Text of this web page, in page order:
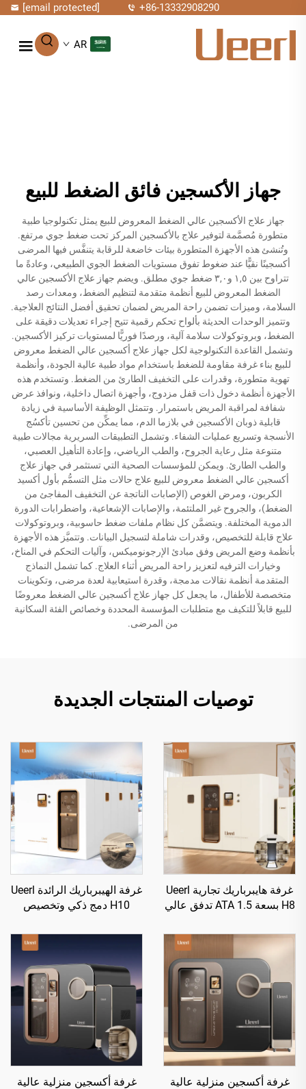
+86-13332908290
[email protected]
AR
جهاز الأكسجين فائق الضغط للبيع
جهاز علاج الأكسجين عالي الضغط المعروض للبيع يمثل تكنولوجيا طبية
متطورة مُصمَّمة لتوفير علاج بالأكسجين المركز تحت ضغط جوي مرتفع.
وتُنشئ هذه الأجهزة المتطورة بيئات خاضعة للرقابة يتنفَّس فيها المرضى
أكسجينًا نقيًّا عند ضغوط تفوق مستويات الضغط الجوي الطبيعي، وعادةً ما
تتراوح بين ١,٥ و٣,٠ ضغط جوي مطلق. ويضم جهاز علاج الأكسجين عالي
الضغط المعروض للبيع أنظمة متقدمة لتنظيم الضغط، ومعدات رصد
السلامة، وميزات تضمن راحة المريض لضمان تحقيق أفضل النتائج العلاجية.
وتتميز الوحدات الحديثة بألواح تحكم رقمية تتيح إجراء تعديلات دقيقة على
الضغط، وبروتوكولات سلامة آلية، ورصدًا فوريًّا لمستويات تركيز الأكسجين.
وتشمل القاعدة التكنولوجية لكل جهاز علاج أكسجين عالي الضغط معروض
للبيع بناء غرفة مقاومة للضغط باستخدام مواد طبية عالية الجودة، وأنظمة
تهوية متطورة، وقدرات على التخفيف الطارئ من الضغط. وتستخدم هذه
الأجهزة أنظمة دخول ذات قفل مزدوج، وأجهزة اتصال داخلية، ونوافذ عرض
شفافة لمراقبة المريض باستمرار. وتتمثل الوظيفة الأساسية في زيادة
قابلية ذوبان الأكسجين في بلازما الدم، مما يمكِّن من تحسين تأكسُج
الأنسجة وتسريع عمليات الشفاء. وتشمل التطبيقات السريرية مجالات طبية
متنوعة مثل رعاية الجروح، والطب الرياضي، وإعادة التأهيل العصبي،
والطب الطارئ. ويمكن للمؤسسات الصحية التي تستثمر في جهاز علاج
أكسجين عالي الضغط معروض للبيع علاج حالات مثل التسمُّم بأول أكسيد
الكربون، ومرض الغوص (الإصابات الناتجة عن التخفيف المفاجئ من
الضغط)، والجروح غير الملتئمة، والإصابات الإشعاعية، واضطرابات الدورة
الدموية المختلفة. ويتضمَّن كل نظام ملفات ضغط حاسوبية، وبروتوكولات
علاج قابلة للتخصيص، وقدرات شاملة لتسجيل البيانات. وتتميَّز هذه الأجهزة
بأنظمة وضع المريض وفق مبادئ الإرجونوميكس، وآليات التحكم في المناخ،
وخيارات الترفيه لتعزيز راحة المريض أثناء العلاج. كما تشمل النماذج
المتقدمة أنظمة نقالات مدمجة، وقدرة استيعابية لعدة مرضى، وتكوينات
متخصصة للأطفال، ما يجعل كل جهاز علاج أكسجين عالي الضغط معروضًا
للبيع قابلاً للتكيف مع متطلبات المؤسسة المحددة وخصائص الفئة السكانية
من المرضى.
توصيات المنتجات الجديدة
غرفة هايبرباريك تجارية Ueerl
H8 بسعة 1.5 ATA تدفق عالي
غرفة الهيبرباريك الرائدة Ueerl
H10 دمج ذكي وتخصيص
غرفة أكسجين منزلية عالية
غرفة أكسجين منزلية عالية